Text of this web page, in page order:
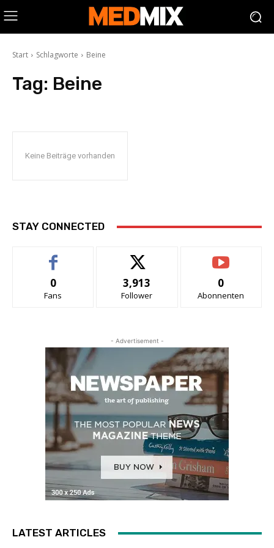
Start Schlagworte Beine
Tag: Beine
Keine Beiträge vorhanden
STAY CONNECTED
0
Fans
3,913
Follower
0
Abonnenten
- Advertisement -
LATEST ARTICLES